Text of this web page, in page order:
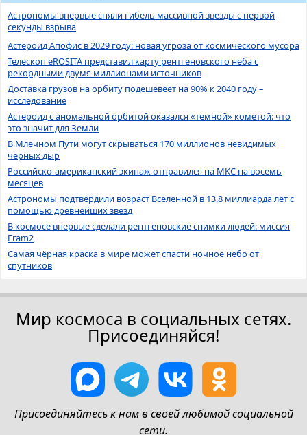
Астрономы впервые сняли гибель массивной звезды с первой
секунды взрыва
Астероид Апофис в 2029 году: новая угроза от космического мусора
Телескоп eROSITA представил карту рентгеновского неба с
рекордными двумя миллионами источников
Доставка грузов на орбиту подешевеет на 90% к 2040 году –
исследование
Астероид с аномальной орбитой оказался «темной» кометой: что
это значит для Земли
В Млечном Пути могут скрываться 170 миллионов невидимых
черных дыр
Российско-американский экипаж отправился на МКС на восемь
месяцев
Астрономы подтвердили возраст Вселенной в 13,8 миллиарда лет с
помощью древнейших звёзд
В космосе впервые сделали рентгеновские снимки людей: миссия
Fram2
Самая чёрная краска в мире может спасти ночное небо от
спутников
Мир космоса в социальных сетях.
Присоединяйся!
Присоединяйтесь к нам в своей любимой социальной
сети.